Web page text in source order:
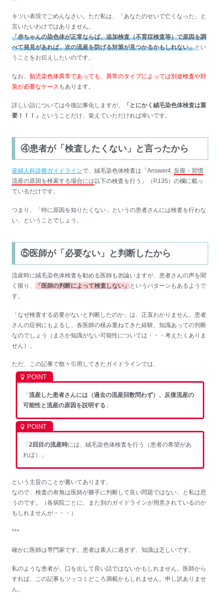
キツい表現でごめんなさい。ただ私は、「あなたのせいで亡くなった」と
言いたいわけではありません。
「赤ちゃんの染色体が正常ならば、追加検査（不育症検査等）で原因を調
べて発見があれば、次の流産を防げる対策が見つかるかもしれない」とい
うことをお伝えしたいのです。
なお、 胎児染色体異常であっても、異常のタイプによっては別途検査や対
策が必要なケース もあります。
詳しい話については今後記事化しますが、
「とにかく絨毛染色体検査は重
要！！！」 ということだけ、覚えていただければ幸いです。
④患者が「検査したくない」と言ったから
産婦人科診療ガイドラインで、絨毛染色体検査は「Answer4. 反復・習慣
流産の原因を検索する場合には以下の検査を行う」（P.135）の欄に載っ
ているだけです。
つまり、「特に原因を知りたくない」というの患者さんには検査を行わな
い、ということでしょう。
⑤医師が「必要ない」と判断したから
流産時に絨毛染色体検査を勧める医師も勿論いますが、患者さんの声を聞
く限り、
「医師の判断によって検査しない」 というパターンもあるようで
す。
「なぜ検査する必要がないと判断したのか」は、正直わかりません。患者
さんの症例にもよるし、各医師の積み重ねてきた経験、知識あっての判断
なのでしょう（まさか知識がない可能性については・・・考えたくありま
せん）。
ただ、この記事で散々引用してきたガイドラインでは、
「流産した患者さんには（過去の流産回数問わず）、反復流産の
可能性と流産の原因を説明する 」
「2回目の流産時には、絨毛染色体検査を行う（患者の希望があ
れば）」
という主旨のことが書いてあります。
なので、検査の有無は医師が勝手に判断して良い問題ではない、と私は思
うのです。（各病院ごとに、また別のガイドラインが用意されているのか
もしれませんが・・・）
***
確かに医師は専門家です。患者は素人に過ぎず、知識は乏しいです。
私のような患者が、口を出して良い話ではないかもしれません。医師から
すれば、この記事もツッコミどころ満載かもしれません。申し訳ありませ
ん。